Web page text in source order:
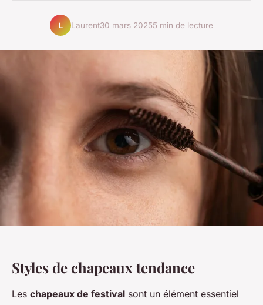
L Laurent30 mars 20255 min de lecture
Styles de chapeaux tendance
Les chapeaux de festival sont un élément essentiel